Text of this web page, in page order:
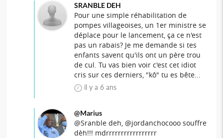
SRANBLE DEH
Pour une simple réhabilitation de
pompes villageoises, un 1er ministre se
déplace pour le lancement, ça ce n'est
pas un rabais? Je me demande si tes
enfants savent qu'ils ont un père trou
de cul. Tu vas bien voir c'est cet idiot
cris sur ces derniers, "kô" tu es bête...
il y a 6 ans
@Marius
@Sranble deh, @jordanchocooo souffre
dèh!!! mdrrrrrrrrrrrrrrrrr